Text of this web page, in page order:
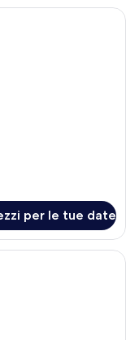
d'albergo moderna con
per le tue date
moderno con un